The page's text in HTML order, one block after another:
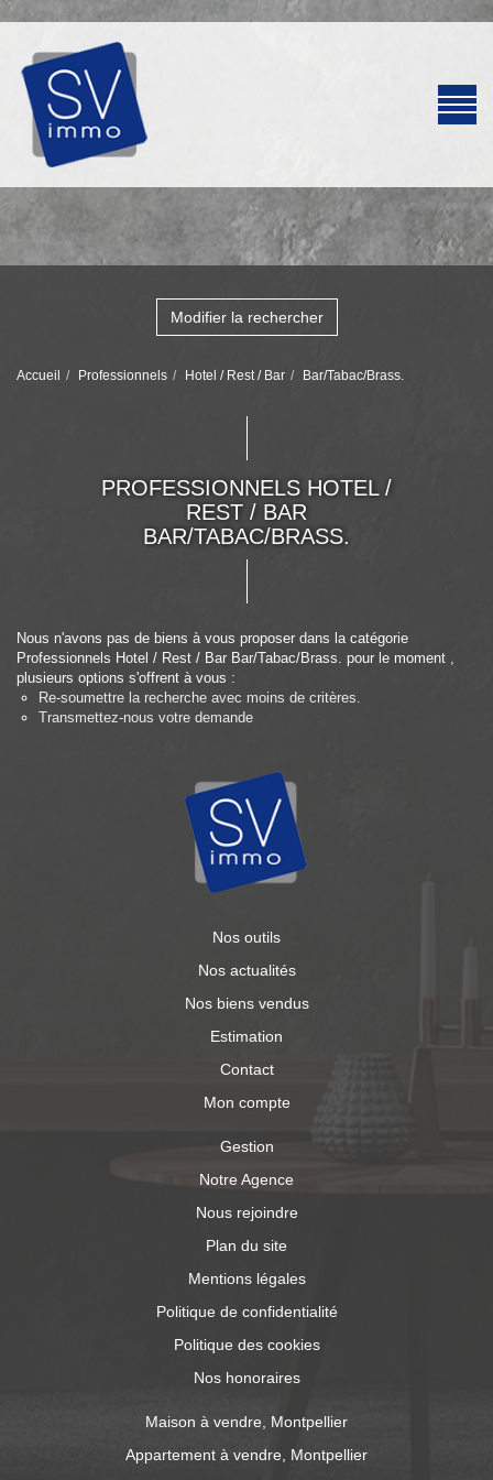
Modifier la rechercher
Accueil Professionnels Hotel / Rest / Bar Bar/Tabac/Brass.
PROFESSIONNELS HOTEL /
REST / BAR
BAR/TABAC/BRASS.
Nous n'avons pas de biens à vous proposer dans la catégorie
Professionnels Hotel / Rest / Bar Bar/Tabac/Brass. pour le moment ,
plusieurs options s'offrent à vous :
Re-soumettre la recherche avec moins de critères.
Transmettez-nous votre demande
Nos outils
Nos actualités
Nos biens vendus
Estimation
Contact
Mon compte
Gestion
Notre Agence
Nous rejoindre
Plan du site
Mentions légales
Politique de confidentialité
Politique des cookies
Nos honoraires
Maison à vendre, Montpellier
Appartement à vendre, Montpellier